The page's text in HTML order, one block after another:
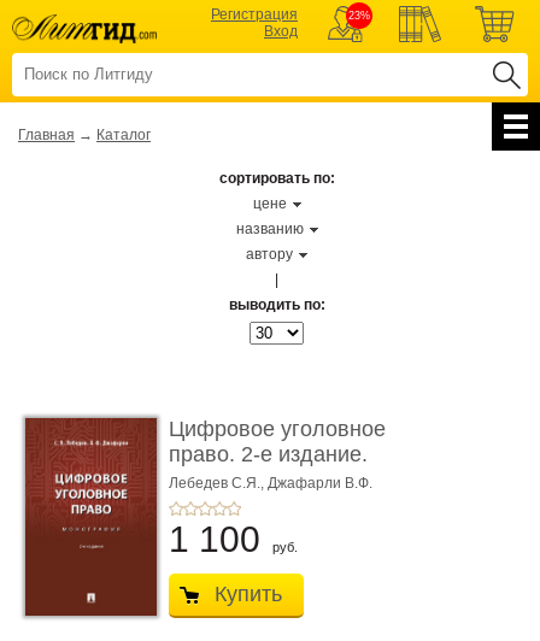
Регистрация
Вход
23%
Главная → Каталог
сортировать по:
цене
названию
автору
выводить по:
Цифровое уголовное
право. 2-е издание.
Монограф ...
Лебедев С.Я., Джафарли В.Ф.
1 100 руб.
Купить